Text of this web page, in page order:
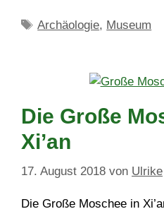
Schlagwörter
Archäologie, Museum
Die Große
Xi’an
17. August 2018 von Ulrike
Die Große Moschee in